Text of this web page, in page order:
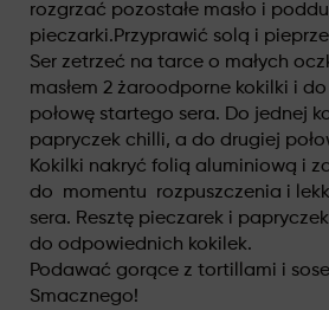
rozgrzać pozostałe masło i
pieczarki.Przyprawić solą i
Ser zetrzeć na tarce o małych
masłem 2 żaroodporne kokilki i
połowę startego sera. Do jednej
papryczek chilli, a do drugiej
Kokilki nakryć folią aluminiową i
do momentu rozpuszczenia i
sera. Resztę pieczarek i
do odpowiednich kokilek.
Podawać gorące z tortillami i
Smacznego!